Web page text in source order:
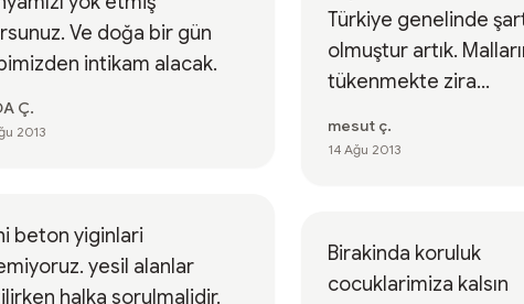
Ve doğa bir gün
intikam alacak.
Ç.
2013
beton yiginlari
yesil alanlar
halka sorulmalidir.
Türkiye genelinde
olmuştur artık.
tükenmekte zira...
mesut ç.
14 Ağu 2013
Birakinda koruluk
cocuklarimiza kalsın